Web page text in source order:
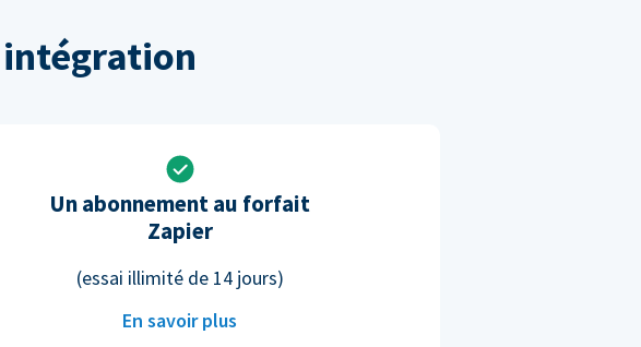
intégration
Un abonnement au forfait
Zapier
(essai illimité de 14 jours)
En savoir plus